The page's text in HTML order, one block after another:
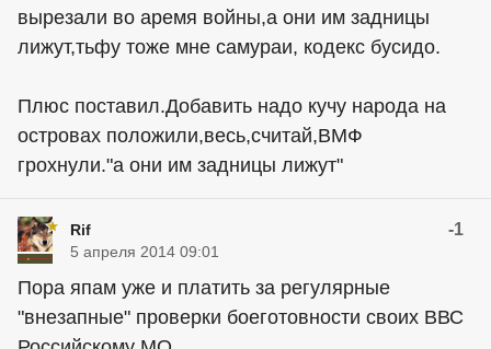
вырезали во аремя войны,а они им задницы
лижут,тьфу тоже мне самураи, кодекс бусидо.
Плюс поставил.Добавить надо кучу народа на
островах положили,весь,считай,ВМФ
грохнули."а они им задницы лижут"
Rif -1
5 апреля 2014 09:01
Пора япам уже и платить за регулярные
"внезапные" проверки боеготовности своих ВВС